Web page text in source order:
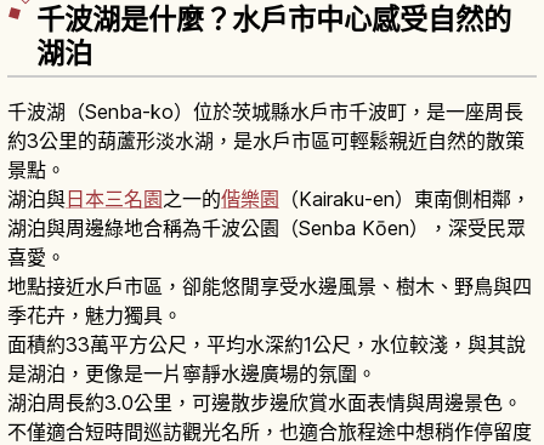
千波湖是什麼？水戶市中心感受自然的
湖泊
千波湖（Senba-ko）位於茨城縣水戶市千波町，是一座周長
約3公里的葫蘆形淡水湖，是水戶市區可輕鬆親近自然的散策
景點。
湖泊與日本三名園之一的偕樂園 （Kairaku-en）東南側相鄰，
湖泊與周邊綠地合稱為千波公園（Senba Kōen），深受民眾
喜愛。
地點接近水戶市區，卻能悠閒享受水邊風景、樹木、野鳥與四
季花卉，魅力獨具。
面積約33萬平方公尺，平均水深約1公尺，水位較淺，與其說
是湖泊，更像是一片寧靜水邊廣場的氛圍。
湖泊周長約3.0公里，可邊散步邊欣賞水面表情與周邊景色。
不僅適合短時間巡訪觀光名所，也適合旅程途中想稍作停留度